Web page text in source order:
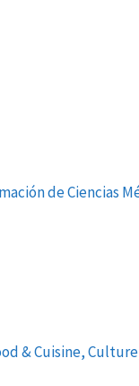
de Ciencias
& Cuisine,